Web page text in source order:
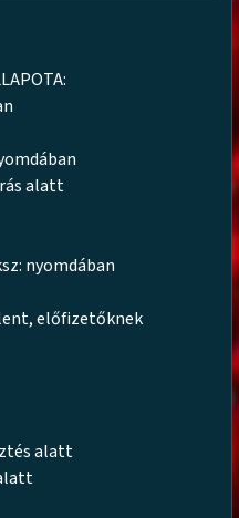
alatt
nyomdában
előfizetőknek
alatt